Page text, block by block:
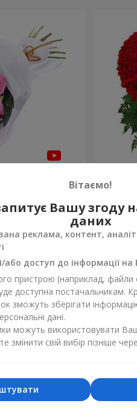
тобою"
Замовити 95 165
Вітаємо!
Вашу згоду
даних
реклама, контент,
або доступ до інформації
пристрою (наприклад, файли
доступна постачальникам.
зможуть зберігати
дані.
можуть використовувати
змінити свій вибір пізніше